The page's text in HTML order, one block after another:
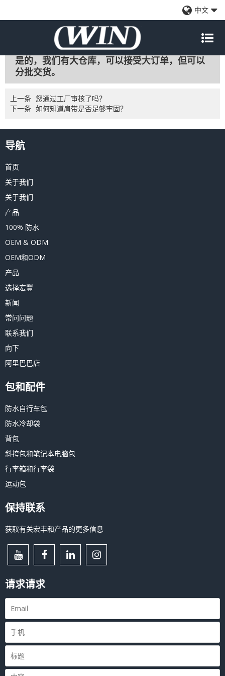
中文
EmailQzoneDouban
renren 2021/1/21
是的，我们有大仓库，可以接受大订单，但可以
分批交货。
上一条 您通过工厂审核了吗？
下一条 如何知道肩带是否足够牢固？
导航
首页
关于我们
关于我们
产品
100% 防水
OEM & ODM
OEM和ODM
产品
选择宏豐
新闻
常问问题
联系我们
向下
阿里巴巴店
包和配件
防水自行车包
防水冷却袋
背包
斜挎包和笔记本电脑包
行李箱和行李袋
运动包
保持联系
获取有关宏丰和产品的更多信息
请求请求